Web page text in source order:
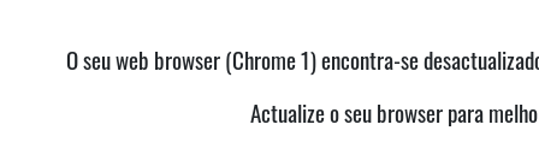
O seu web browser (Chrome 1) encontra-se
Actualize o seu browser para